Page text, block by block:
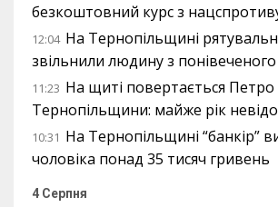
безкоштовний курс з
12:04 На Тернопільщині
звільнили людину з
11:23 На щиті повертається Петро
Тернопільщини: майже рік
10:31 На Тернопільщині “банкір”
чоловіка понад 35 тисяч гривень
4 Серпня